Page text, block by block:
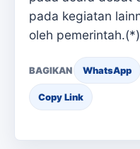
pada kegiatan
oleh pemerintah.(*)
BAGIKAN WhatsApp
Copy Link